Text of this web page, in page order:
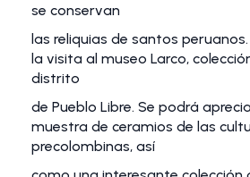
se conservan
las reliquias de santos
la visita al museo Larco,
distrito
de Pueblo Libre. Se podrá
muestra de ceramios de las
precolombinas, así